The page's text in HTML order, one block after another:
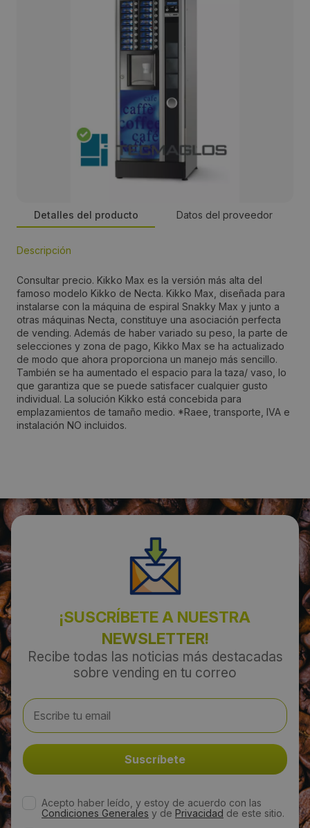
Detalles del producto Datos del proveedor
Descripción
Consultar precio. Kikko Max es la versión más alta del
famoso modelo Kikko de Necta. Kikko Max, diseñada para
instalarse con la máquina de espiral Snakky Max y junto a
otras máquinas Necta, constituye una asociación perfecta
de vending. Además de haber variado su peso, la parte de
selecciones y zona de pago, Kikko Max se ha actualizado
de modo que ahora proporciona un manejo más sencillo.
También se ha aumentado el espacio para la taza/ vaso, lo
que garantiza que se puede satisfacer cualquier gusto
individual. La solución Kikko está concebida para
emplazamientos de tamaño medio. *Raee, transporte, IVA e
instalación NO incluidos.
NECTA
Precio:
Consultar
Teléfono:
952038989
¡SUSCRÍBETE A NUESTRA
NEWSLETTER!
Recibe todas las noticias más destacadas
sobre vending en tu correo
Acepto haber leído, y estoy de acuerdo con las
Condiciones Generales y de Privacidad de este sitio.